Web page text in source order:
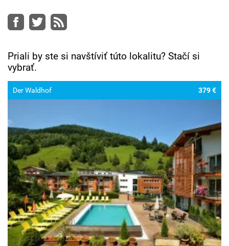
Facebook
Twitter
RSS
Priali by ste si navštíviť túto lokalitu? Stačí si
vybrať.
Der Waldhof 379 €